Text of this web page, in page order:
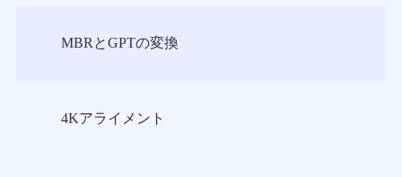
MBRとGPTの変換
4Kアライメント